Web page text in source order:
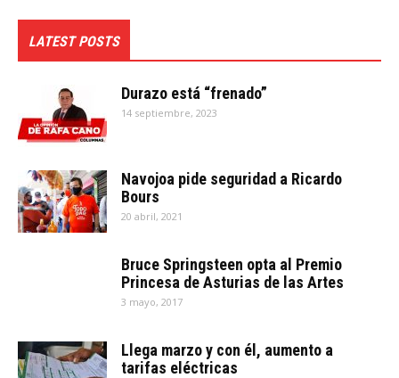
LATEST POSTS
Durazo está “frenado”
14 septiembre, 2023
Navojoa pide seguridad a Ricardo
Bours
20 abril, 2021
Bruce Springsteen opta al Premio
Princesa de Asturias de las Artes
3 mayo, 2017
Llega marzo y con él, aumento a
tarifas eléctricas